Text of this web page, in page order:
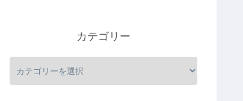
カテゴリー